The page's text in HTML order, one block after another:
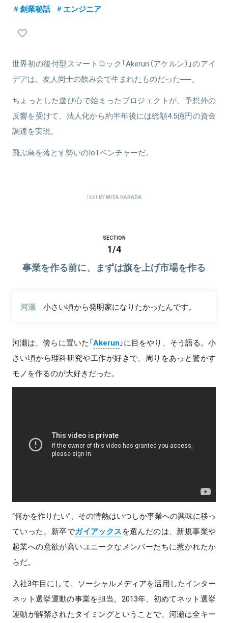
掛ける。経産省が所管するNEDO公認SUIプログラム第1号として、
目の若手起業家。筑波大学非常勤講師。
関連情報をみる
創業秘話 エンジニア
世界初の後付型スマートロック「Akerun（アケルン）」のアイ
デアは、友人同士の飲み会で生まれたものだった──。
ちょっとした遊び心で始まったプロジェクトが、予想外の
反響を受けて、法人化から約半年後には総額4.5億円の資金
調達を実現。
飛ぶ鳥を落とす勢いのIoTベンチャーだ。
TEXT BYMISA HARADA
SECTION
1/4
事業を作る前に、まずは旗を上げ市場を作る
河瀬 小さい頃から発明家になりたかったんです。
河瀬は、傍らに置いた「Akerun 」に目をやり、そう語る。小
さい頃から理科研究や工作が好きで、周りをあっと驚かす
モノを作るのが大好きだった。
“何かを作りたい”、その情熱はいつしか事業への興味に移っ
ていった。新卒でガイアックスを選んだのは、新規事業や
起業への意欲が高いユニークなメンバーたちに惹かれたか
らだ。
入社3年目にして、ソーシャルメディアを活用したインター
ネット選挙運動の事業を担当。2013年、初めてネット選挙
運動が解禁されたタイミングということで、河瀬は全キー